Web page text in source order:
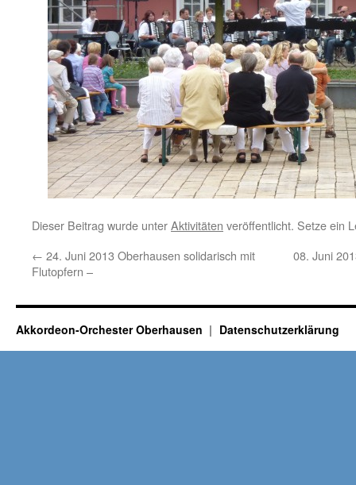
Dieser Beitrag wurde unterAktivitäten veröffentlicht. Setze ein
← 24. Juni 2013 Oberhausen solidarisch mit
Flutopfern –
08. Juni
Akkordeon-Orchester Oberhausen Datenschutzerklärung